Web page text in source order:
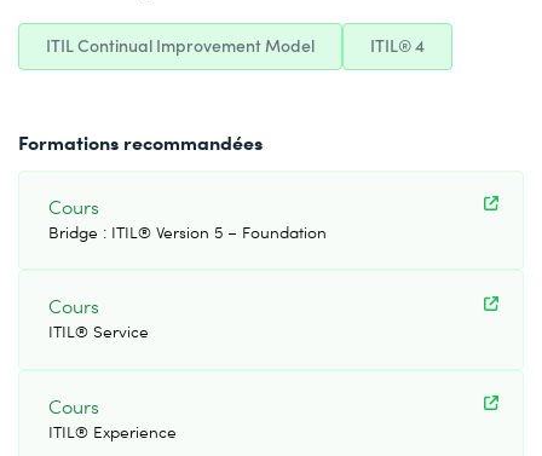
ITIL Continual Improvement Model ITIL® 4
Formations recommandées
Cours
Bridge : ITIL® Version 5 – Foundation
Cours
ITIL® Service
Cours
ITIL® Experience